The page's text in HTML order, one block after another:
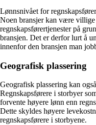
Lønnsnivået for
Noen bransjer kan være
regnskapsførertjenester på
bransjen. Det er derfor lurt å
innenfor den bransjen man
Geografisk plassering
Geografisk plassering kan
Regnskapsførere i storbyer
forvente høyere lønn enn
Dette skyldes høyere
regnskapsførere i storbyene.